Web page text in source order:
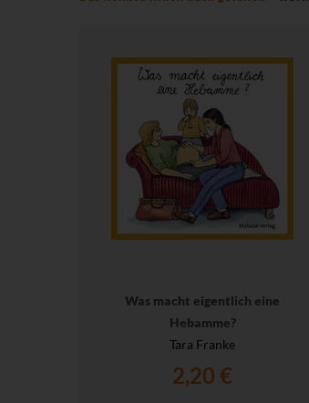
Was macht eigentlich eine
Hebamme?
Tara Franke
2,20 €